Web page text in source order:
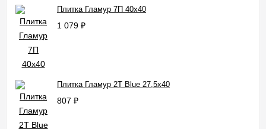
Плитка Гламур 7П 40x40
1 079 ₽
Плитка Гламур 2Т Blue 27,5x40
807 ₽